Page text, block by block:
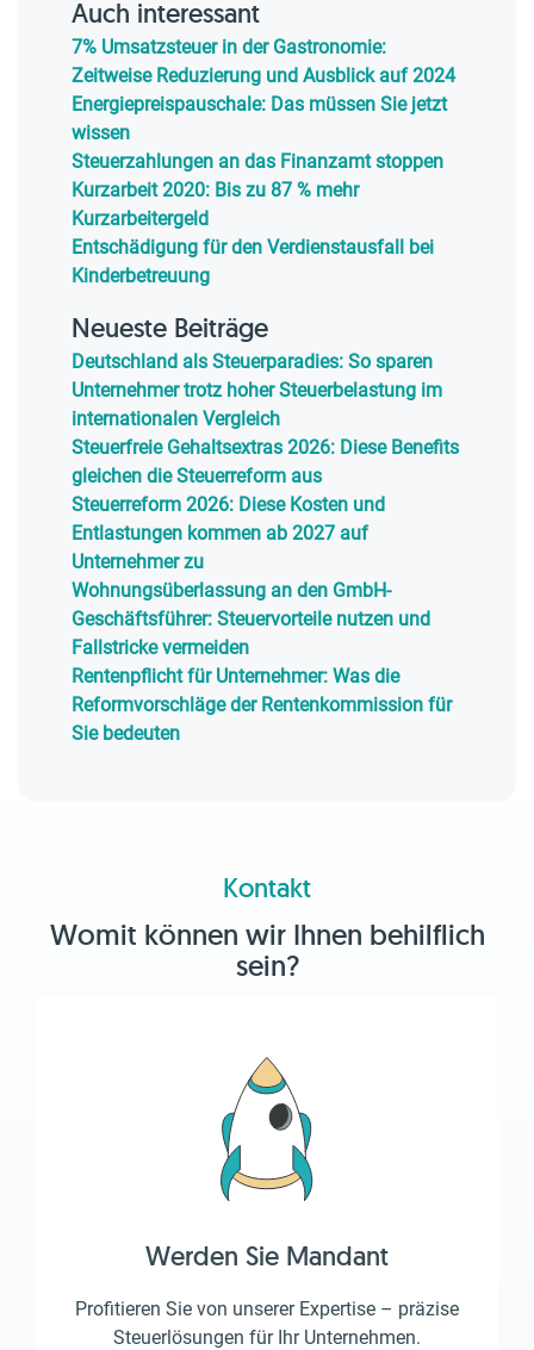
Auch interessant
7% Umsatzsteuer in der Gastronomie:
Zeitweise Reduzierung und Ausblick auf 2024
Energiepreispauschale: Das müssen Sie jetzt
wissen
Steuerzahlungen an das Finanzamt stoppen
Kurzarbeit 2020: Bis zu 87 % mehr
Kurzarbeitergeld
Entschädigung für den Verdienstausfall bei
Kinderbetreuung
Neueste Beiträge
Deutschland als Steuerparadies: So sparen
Unternehmer trotz hoher Steuerbelastung im
internationalen Vergleich
Steuerfreie Gehaltsextras 2026: Diese Benefits
gleichen die Steuerreform aus
Steuerreform 2026: Diese Kosten und
Entlastungen kommen ab 2027 auf
Unternehmer zu
Wohnungsüberlassung an den GmbH-
Geschäftsführer: Steuervorteile nutzen und
Fallstricke vermeiden
Rentenpflicht für Unternehmer: Was die
Reformvorschläge der Rentenkommission für
Sie bedeuten
Kontakt
Womit können wir Ihnen behilflich
sein?
Werden Sie Mandant
Profitieren Sie von unserer Expertise – präzise
Steuerlösungen für Ihr Unternehmen.